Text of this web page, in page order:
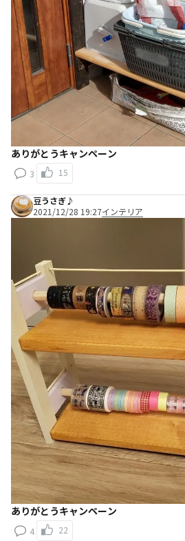
ありがとうキャンペーン
3 15
豆うさぎ♪
2021/12/28 19:27インテリア
ありがとうキャンペーン
4 22